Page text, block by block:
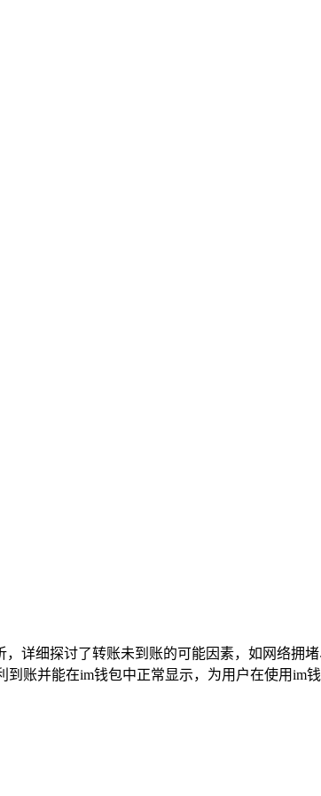
详细探讨了转账未到账的可能因素，如网络拥
账并能在im钱包中正常显示，为用户在使用im